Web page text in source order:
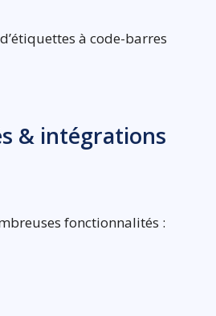
à code-barres
& intégrations
fonctionnalités :